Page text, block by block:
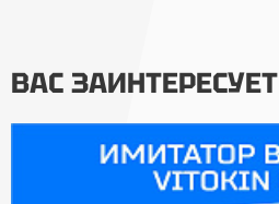
ВАС ЗАИНТЕРЕСУЕТ